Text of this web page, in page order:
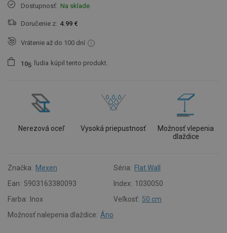
Dostupnosť: Na sklade
Doručenie z: 4.99 €
Vrátenie až do 100 dní
1 05 ľudia kúpil tento produkt.
Nerezová oceľ Vysoká priepustnosť
Možnosť vlepenia
dlaždice
Značka: Mexen Séria: Flat Wall
Ean: 5903163380093 Index: 1030050
Farba:
Inox Veľkosť: 50 cm
Možnosť nalepenia dlaždice: Áno